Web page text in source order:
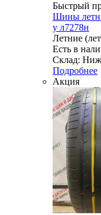
Быстрый
Шины
у л7278н
Летние
Есть в
Склад:
Подробнее
Акция